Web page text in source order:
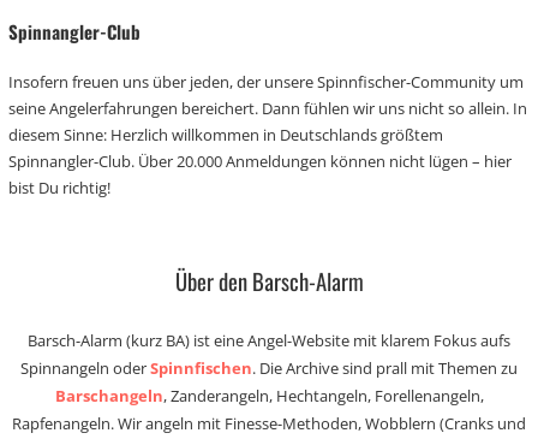
Spinnangler-Club
Insofern freuen uns über jeden, der unsere Spinnfischer-Community um
seine Angelerfahrungen bereichert. Dann fühlen wir uns nicht so allein. In
diesem Sinne: Herzlich willkommen in Deutschlands größtem
Spinnangler-Club. Über 20.000 Anmeldungen können nicht lügen – hier
bist Du richtig!
Über den Barsch-Alarm
Barsch-Alarm (kurz BA) ist eine Angel-Website mit klarem Fokus aufs
Spinnangeln oderSpinnfischen. Die Archive sind prall mit Themen zu
Barschangeln, Zanderangeln, Hechtangeln, Forellenangeln,
Rapfenangeln. Wir angeln mit Finesse-Methoden, Wobblern (Cranks und